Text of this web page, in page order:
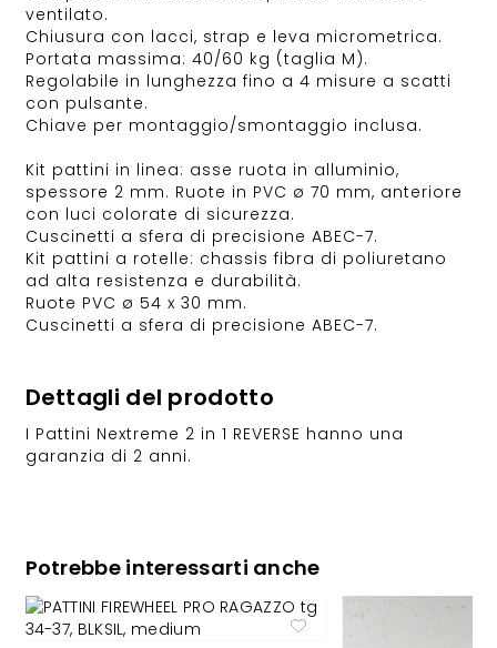
ventilato.
Chiusura con lacci, strap e leva micrometrica.
Portata massima: 40/60 kg (taglia M).
Regolabile in lunghezza fino a 4 misure a scatti
con pulsante.
Chiave per montaggio/smontaggio inclusa.
Kit pattini in linea: asse ruota in alluminio,
spessore 2 mm. Ruote in PVC ø 70 mm, anteriore
con luci colorate di sicurezza.
Cuscinetti a sfera di precisione ABEC-7.
Kit pattini a rotelle: chassis fibra di poliuretano
ad alta resistenza e durabilità.
Ruote PVC ø 54 x 30 mm.
Cuscinetti a sfera di precisione ABEC-7.
Dettagli del prodotto
I Pattini Nextreme 2 in 1 REVERSE hanno una
garanzia di 2 anni.
Potrebbe interessarti anche